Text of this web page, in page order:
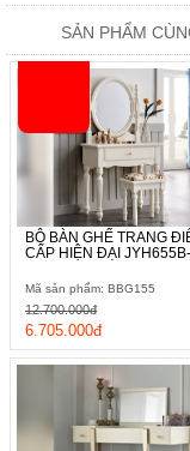
SẢN PHẨM
BỘ BÀN GHẾ TRANG
CẤP HIỆN ĐẠI
Mã sản phẩm: BBG155
6.705.000đ
12.700.000đ